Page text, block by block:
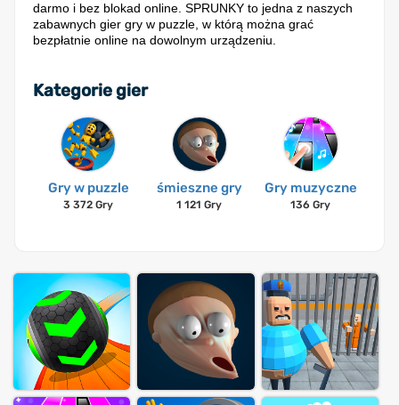
darmo i bez blokad online. SPRUNKY to jedna z naszych
zabawnych gier gry w puzzle, w którą można grać
bezpłatnie online na dowolnym urządzeniu.
Kategorie gier
Gry w puzzle
3 372 Gry
śmieszne gry
1 121 Gry
Gry muzyczne
136 Gry